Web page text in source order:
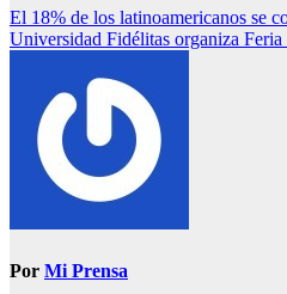
El 18% de los latinoamericanos se
Universidad Fidélitas organiza
Por Mi Prensa